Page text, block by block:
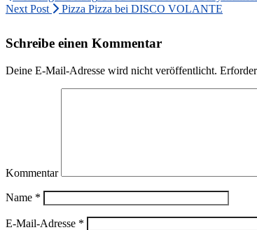
Next Post
Pizza Pizza bei DISCO VOLANTE
Schreibe einen Kommentar
Deine E-Mail-Adresse wird nicht veröffentlicht.
Kommentar
Name *
E-Mail-Adresse *